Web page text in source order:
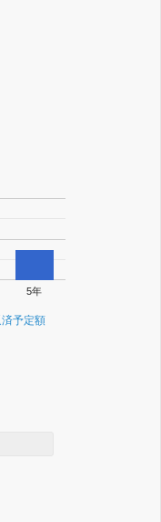
5年
予定額